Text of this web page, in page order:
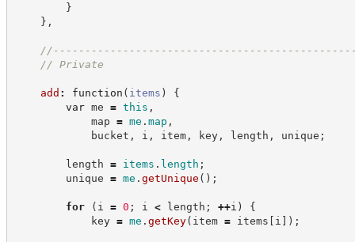
}
} ,
//
// Private
add : function ( items )
{
var me = this ,
map = me . map ,
bucket , i , item, key, length , unique ;
length = items . length ;
unique = me . getUnique ( ) ;
for ( i = 0 ; i < length ; ++i )
{
key = me . getKey( item = items [ i ] ) ;